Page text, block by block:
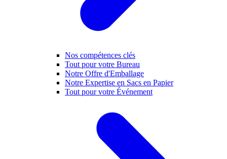
Nos compétences clés
Tout pour votre Bureau
Notre Offre d'Emballage
Notre Expertise en Sacs en Papier
Tout pour votre Événement